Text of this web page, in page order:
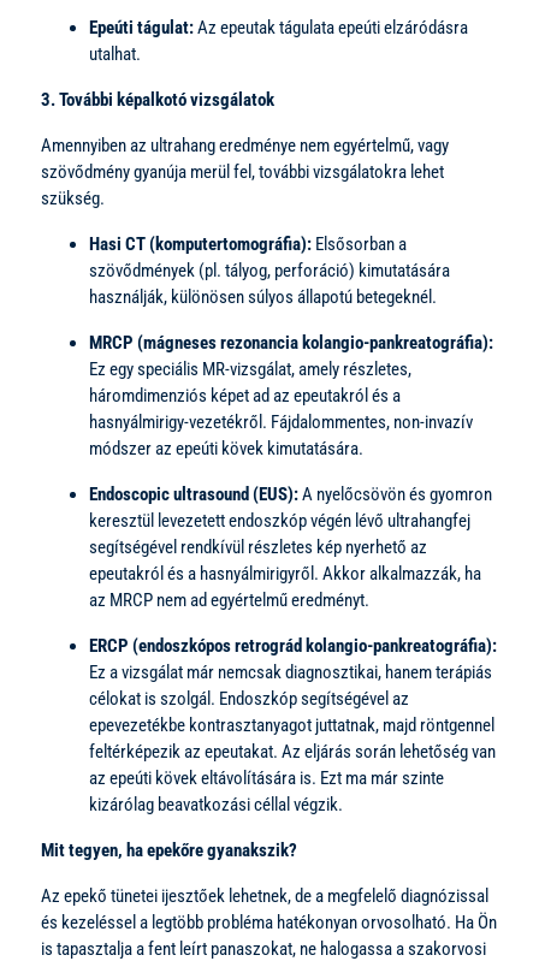
Epeúti tágulat:Az epeutak tágulata epeúti elzáródásra
utalhat.
3. További képalkotó vizsgálatok
Amennyiben az ultrahang eredménye nem egyértelmű, vagy
szövődmény gyanúja merül fel, további vizsgálatokra lehet
szükség.
Hasi CT (komputertomográfia): Elsősorban a
szövődmények (pl. tályog, perforáció) kimutatására
használják, különösen súlyos állapotú betegeknél.
MRCP (mágneses rezonancia kolangio-pankreatográfia):
Ez egy speciális MR-vizsgálat, amely részletes,
háromdimenziós képet ad az epeutakról és a
hasnyálmirigy-vezetékről. Fájdalommentes, non-invazív
módszer az epeúti kövek kimutatására.
Endoscopic ultrasound (EUS):A nyelőcsövön és gyomron
keresztül levezetett endoszkóp végén lévő ultrahangfej
segítségével rendkívül részletes kép nyerhető az
epeutakról és a hasnyálmirigyről. Akkor alkalmazzák, ha
az MRCP nem ad egyértelmű eredményt.
ERCP (endoszkópos retrográd kolangio-pankreatográfia):
Ez a vizsgálat már nemcsak diagnosztikai, hanem terápiás
célokat is szolgál. Endoszkóp segítségével az
epevezetékbe kontrasztanyagot juttatnak, majd röntgennel
feltérképezik az epeutakat. Az eljárás során lehetőség van
az epeúti kövek eltávolítására is. Ezt ma már szinte
kizárólag beavatkozási céllal végzik.
Mit tegyen, ha epekőre gyanakszik?
Az epekő tünetei ijesztőek lehetnek, de a megfelelő diagnózissal
és kezeléssel a legtöbb probléma hatékonyan orvosolható. Ha Ön
is tapasztalja a fent leírt panaszokat, ne halogassa a szakorvosi